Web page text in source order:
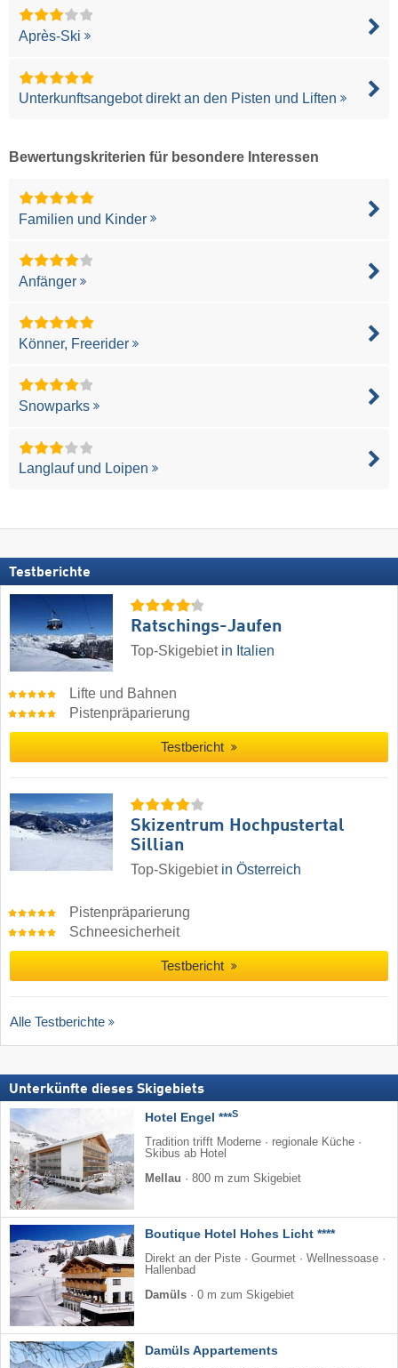
Après-Ski
Unterkunftsangebot direkt an den Pisten und Liften
Bewertungskriterien für besondere Interessen
Familien und Kinder
Anfänger
Könner, Freerider
Snowparks
Langlauf und Loipen
Testberichte
Ratschings-Jaufen
Top-Skigebiet in Italien
Lifte und Bahnen
Pistenpräparierung
Testbericht
Skizentrum Hochpustertal
Sillian
Top-Skigebiet in Österreich
Pistenpräparierung
Schneesicherheit
Testbericht
Alle Testberichte
Unterkünfte dieses Skigebiets
Hotel Engel ***S
Tradition trifft Moderne · regionale Küche ·
Skibus ab Hotel
Mellau · 800 m zum Skigebiet
Boutique Hotel Hohes Licht ****
Direkt an der Piste · Gourmet · Wellnessoase ·
Hallenbad
Damüls · 0 m zum Skigebiet
Damüls Appartements